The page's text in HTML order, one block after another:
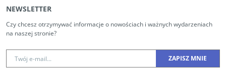
NEWSLETTER
Czy chcesz otrzymywać informacje o nowościach i ważnych wydarzeniach
na naszej stronie?